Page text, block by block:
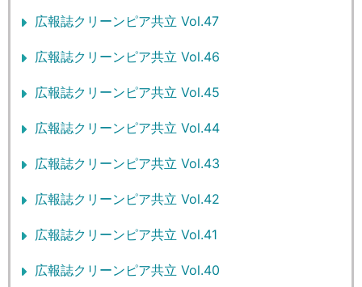
広報誌クリーンピア共立 Vol.47
広報誌クリーンピア共立 Vol.46
広報誌クリーンピア共立 Vol.45
広報誌クリーンピア共立 Vol.44
広報誌クリーンピア共立 Vol.43
広報誌クリーンピア共立 Vol.42
広報誌クリーンピア共立 Vol.41
広報誌クリーンピア共立 Vol.40